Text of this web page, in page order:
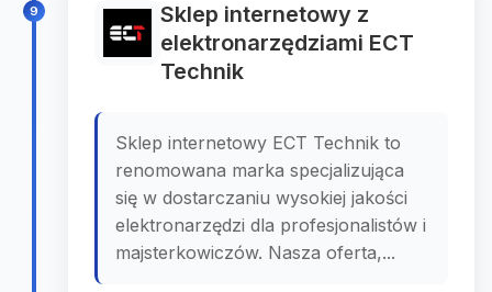
9
Sklep internetowy z
elektronarzędziami ECT
Technik
Sklep internetowy ECT Technik to
renomowana marka specjalizująca
się w dostarczaniu wysokiej jakości
elektronarzędzi dla profesjonalistów i
majsterkowiczów. Nasza oferta,...